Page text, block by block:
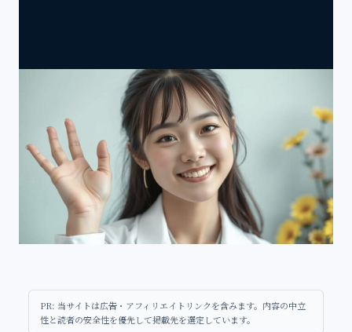
PR: 当サイトは広告・アフィリエイトリンクを含みます。内容の中立
性と読者の安全性を優先して掲載先を選定しています。